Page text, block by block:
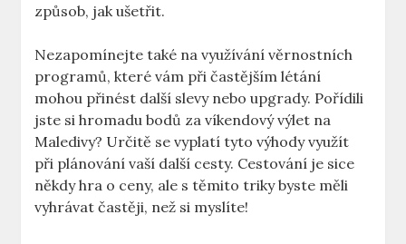
způsob, jak ušetřit.
Nezapomínejte také na využívání věrnostních
programů, které vám při častějším létání
mohou přinést další slevy nebo upgrady. Pořídili
jste si hromadu bodů za víkendový výlet na
Maledivy? Určitě se vyplatí tyto výhody využít
při plánování vaší další cesty. Cestování je sice
někdy hra o ceny, ale s těmito triky byste měli
vyhrávat častěji, než si myslíte!